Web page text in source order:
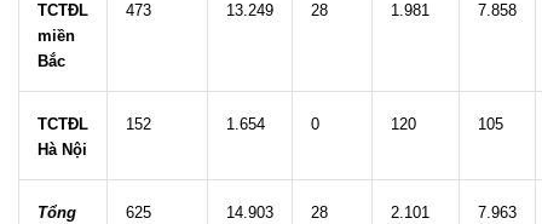
TCTĐL
miền
Bắc
​473 ​13.249 ​28 ​1.981 ​7.858
TCTĐL
Hà Nội
​152 ​1.654 ​0 ​120 ​105
Tổng ​625 ​14.903 ​28 ​2.101 ​7.963